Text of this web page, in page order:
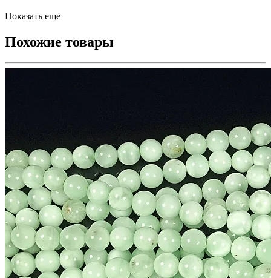
Показать еще
Похожие товары